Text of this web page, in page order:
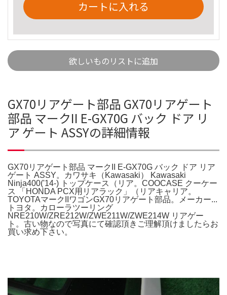
カートに入れる
欲しいものリストに追加
GX70リアゲート部品 GX70リアゲート
部品 マークII E-GX70G バック ドア リ
ア ゲート ASSYの詳細情報
GX70リアゲート部品 マークII E-GX70G バック ドア リア
ゲート ASSY。カワサキ（Kawasaki） Kawasaki
Ninja400('14-) トップケース（リア。COOCASE クーケー
ス 「HONDA PCX用リアラック」（リアキャリア。
TOYOTAマークIIワゴンGX70リアゲート部品。メーカー...
トヨタ。カローラツーリング
NRE210W/ZRE212W/ZWE211W/ZWE214W リアゲー
ト。古い物なので写真にて確認頂きご理解頂けましたらお
買い求め下さい。